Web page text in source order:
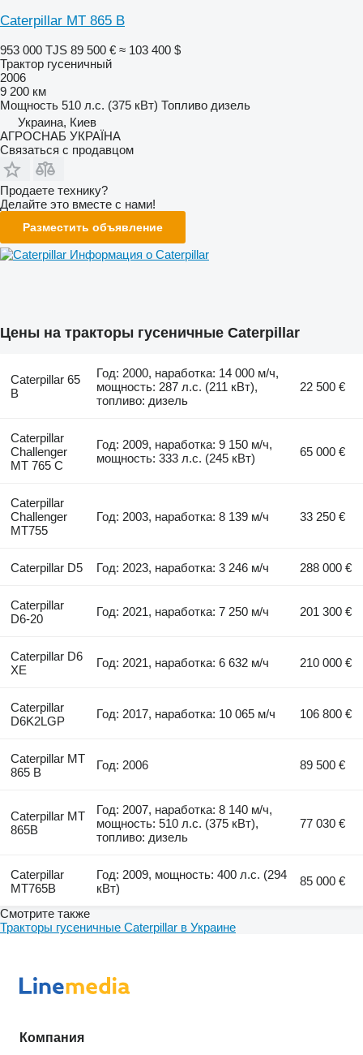
Caterpillar MT 865 B
953 000 TJS 89 500 € ≈ 103 400 $
Трактор гусеничный
2006
9 200 км
Мощность 510 л.с. (375 кВт) Топливо дизель
Украина, Киев
АГРОСНАБ УКРАЇНА
Связаться с продавцом
Продаете технику?
Делайте это вместе с нами!
Разместить объявление
Информация о Caterpillar
Цены на тракторы гусеничные Caterpillar
Caterpillar 65
B
Год: 2000, наработка: 14 000 м/ч,
мощность: 287 л.с. (211 кВт),
топливо: дизель
22 500 €
Caterpillar
Challenger
MT 765 C
Год: 2009, наработка: 9 150 м/ч,
мощность: 333 л.с. (245 кВт)
65 000 €
Caterpillar
Challenger
MT755
Год: 2003, наработка: 8 139 м/ч 33 250 €
Caterpillar D5 Год: 2023, наработка: 3 246 м/ч 288 000 €
Caterpillar
D6-20
Год: 2021, наработка: 7 250 м/ч 201 300 €
Caterpillar D6
XE
Год: 2021, наработка: 6 632 м/ч 210 000 €
Caterpillar
D6K2LGP
Год: 2017, наработка: 10 065 м/ч 106 800 €
Caterpillar MT
865 B
Год: 2006 89 500 €
Caterpillar MT
865B
Год: 2007, наработка: 8 140 м/ч,
мощность: 510 л.с. (375 кВт),
топливо: дизель
77 030 €
Caterpillar
MT765B
Год: 2009, мощность: 400 л.с. (294
кВт)
85 000 €
Смотрите также
Тракторы гусеничные Caterpillar в Украине
Компания